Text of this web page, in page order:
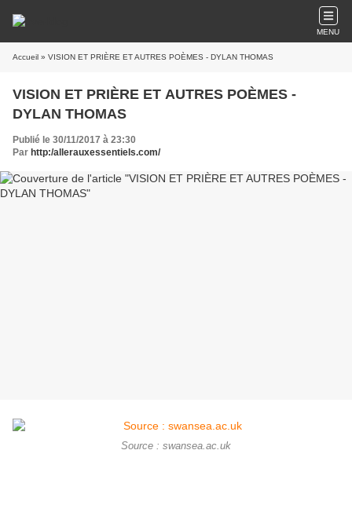
MENU
Accueil » VISION ET PRIÈRE ET AUTRES POÈMES - DYLAN THOMAS
VISION ET PRIÈRE ET AUTRES POÈMES -
DYLAN THOMAS
Publié le 30/11/2017 à 23:30
Par http:/allerauxessentiels.com/
Source : swansea.ac.uk